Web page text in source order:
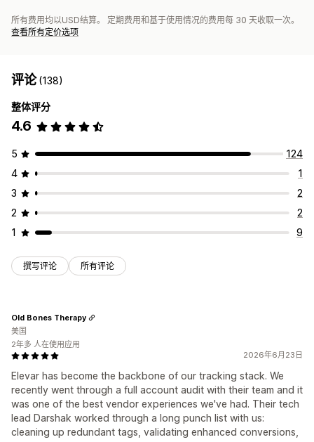
所有费用均以USD结算。 定期费用和基于使用情况的费用每 30 天收取一次。
查看所有定价选项
评论(138)
整体评分
4.6
5
124
4
1
3
2
2
2
1
9
撰写评论 所有评论
2026年6月23日
Elevar has become the backbone of our tracking stack. We
recently went through a full account audit with their team and it
was one of the best vendor experiences we've had. Their tech
lead Darshak worked through a long punch list with us:
cleaning up redundant tags, validating enhanced conversions,
Old Bones Therapy
美国
2年多 人在使用应用